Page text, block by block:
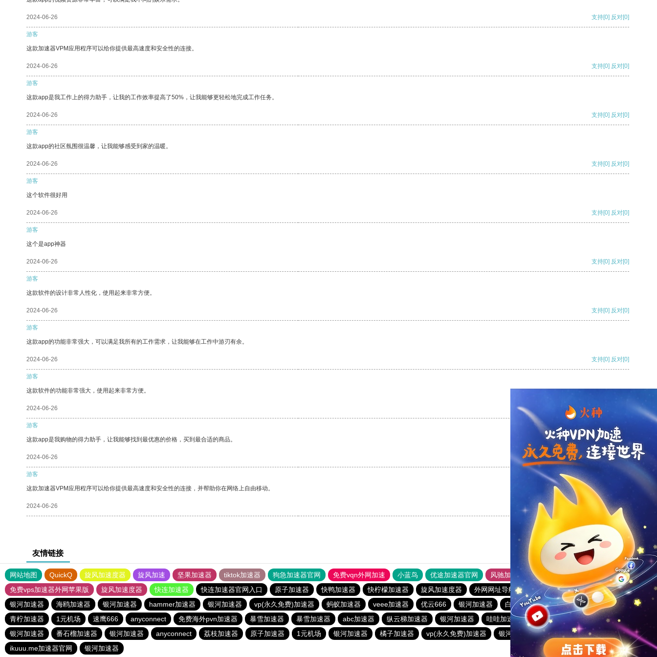
2024-06-26 支持[0] 反对[0]
游客
这款加速器VPM应用程序可以给你提供最高速度和安全性的连接。
2024-06-26 支持[0] 反对[0]
游客
这款app是我工作上的得力助手，让我的工作效率提高了50%，让我能够更轻松地完成工作任务。
2024-06-26 支持[0] 反对[0]
游客
这款app的社区氛围很温馨，让我能够感受到家的温暖。
2024-06-26 支持[0] 反对[0]
游客
这个软件很好用
2024-06-26 支持[0] 反对[0]
游客
这个是app神器
2024-06-26 支持[0] 反对[0]
游客
这款软件的设计非常人性化，使用起来非常方便。
2024-06-26 支持[0] 反对[0]
游客
这款app的功能非常强大，可以满足我所有的工作需求，让我能够在工作中游刃有余。
2024-06-26 支持[0] 反对[0]
游客
这款软件的功能非常强大，使用起来非常方便。
2024-06-26 支持
游客
这款app是我购物的得力助手，让我能够找到最优惠的价格，买到最合适的商品。
2024-06-26 支持[0] 反对[0]
游客
这款加速器VPM应用程序可以给你提供最高速度和安全性的连接，并帮助你在网络上自由移动。
2024-06-26 支持[0] 反对[0]
友情链接
网站地图 QuickQ 旋风加速度器 旋风加速 坚果加速器 tiktok加速器 狗急加速器官网 免费vqn外网加速 小蓝鸟 优途加速器官网 风驰加速器
旋风加速器
免费vps加速器外网苹果版
旋风加速度器 快连加速器 快连加速器官网入口 原子加速器 快鸭加速器 快柠檬加速器 旋风加速度器 外网网址导航 软件中心
蜜蜂加速器
银河加速器
海鸥加速器 银河加速器 hammer加速器 银河加速器 vp(永久免费)加速器 蚂蚁加速器 veee加速器 优云666 银河加速器 白鲸加速器 海外梯子官网
青柠加速器
青柠加速器
1元机场 速鹰666 anyconnect 免费海外pvn加速器 暴雪加速器 暴雪加速器 abc加速器 纵云梯加速器 银河加速器 哇哇加速器 anyconnect
暴雪加速器
银河加速器
番石榴加速器 银河加速器 anyconnect 荔枝加速器 原子加速器 1元机场 银河加速器 橘子加速器 vp(永久免费)加速器 银河加速器
银河加速器
ikuuu.me加速器官网
银河加速器